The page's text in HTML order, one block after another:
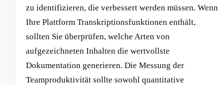
zu identifizieren, die verbessert werden müssen. Wenn
Ihre Plattform Transkriptionsfunktionen enthält,
sollten Sie überprüfen, welche Arten von
aufgezeichneten Inhalten die wertvollste
Dokumentation generieren. Die Messung der
Teamproduktivität sollte sowohl quantitative